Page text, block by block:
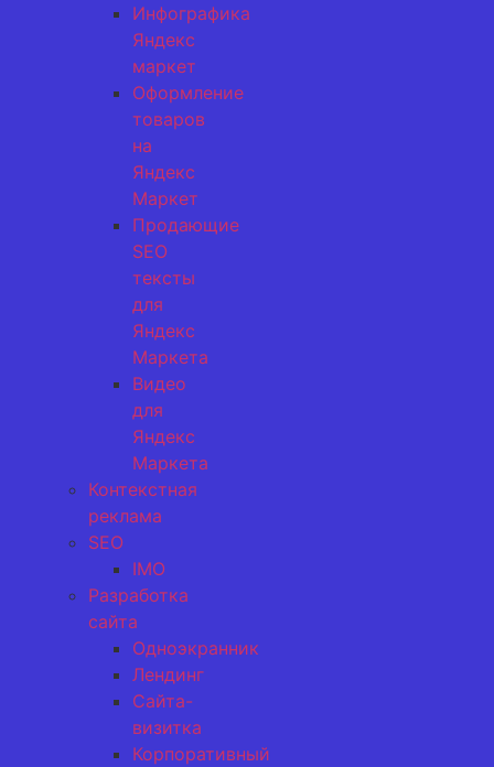
Инфографика
Яндекс
маркет
Оформление
товаров
на
Яндекс
Маркет
Продающие
SEO
тексты
для
Яндекс
Маркета
Видео
для
Яндекс
Маркета
Контекстная
реклама
SEO
IMO
Разработка
сайта
Одноэкранник
Лендинг
Сайта-
визитка
Корпоративный